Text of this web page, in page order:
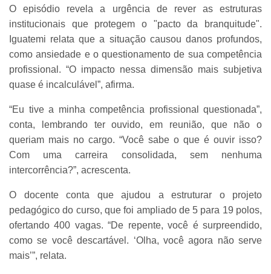
O episódio revela a urgência de rever as estruturas
institucionais que protegem o "pacto da branquitude".
Iguatemi relata que a situação causou danos profundos,
como ansiedade e o questionamento de sua competência
profissional. “O impacto nessa dimensão mais subjetiva
quase é incalculável”, afirma.
“Eu tive a minha competência profissional questionada”,
conta, lembrando ter ouvido, em reunião, que não o
queriam mais no cargo. “Você sabe o que é ouvir isso?
Com uma carreira consolidada, sem nenhuma
intercorrência?”, acrescenta.
O docente conta que ajudou a estruturar o projeto
pedagógico do curso, que foi ampliado de 5 para 19 polos,
ofertando 400 vagas. “De repente, você é surpreendido,
como se você descartável. ‘Olha, você agora não serve
mais’”, relata.